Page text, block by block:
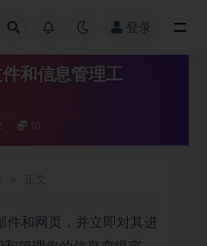
登录
和信息管理工
10
件和网页，并立即对其进